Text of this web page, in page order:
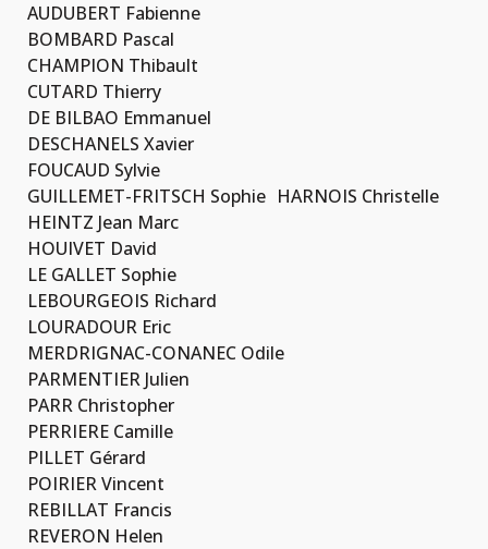
AUDUBERT Fabienne
BOMBARD Pascal
CHAMPION Thibault
CUTARD Thierry
DE BILBAO Emmanuel
DESCHANELS Xavier
FOUCAUD Sylvie
GUILLEMET-FRITSCH Sophie HARNOIS Christelle
HEINTZ Jean Marc
HOUIVET David
LE GALLET Sophie
LEBOURGEOIS Richard
LOURADOUR Eric
MERDRIGNAC-CONANEC Odile
PARMENTIER Julien
PARR Christopher
PERRIERE Camille
PILLET Gérard
POIRIER Vincent
REBILLAT Francis
REVERON Helen